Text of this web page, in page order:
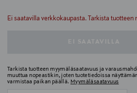
Ei saatavilla verkkokaupasta. Tarkista tuotteen
null
Tarkista tuotteen myymäläsaatavuus ja
muuttua nopeastikin, joten tuotetiedoissa
varmistaa paikan päällä. Myymäläsaatavuus